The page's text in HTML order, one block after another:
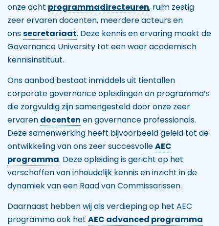
onze acht programmadirecteuren, ruim zestig
zeer ervaren docenten, meerdere acteurs en
onssecretariaat. Deze kennis en ervaring maakt de
Governance University tot een waar academisch
kennisinstituut.
Ons aanbod bestaat inmiddels uit tientallen
corporate governance opleidingen en programma’s
die zorgvuldig zijn samengesteld door onze zeer
ervaren docenten en governance professionals.
Deze samenwerking heeft bijvoorbeeld geleid tot de
ontwikkeling van ons zeer succesvolleAEC
programma. Deze opleiding is gericht op het
verschaffen van inhoudelijk kennis en inzicht in de
dynamiek van een Raad van Commissarissen.
Daarnaast hebben wij als verdieping op het AEC
programma ook het AEC advanced programma